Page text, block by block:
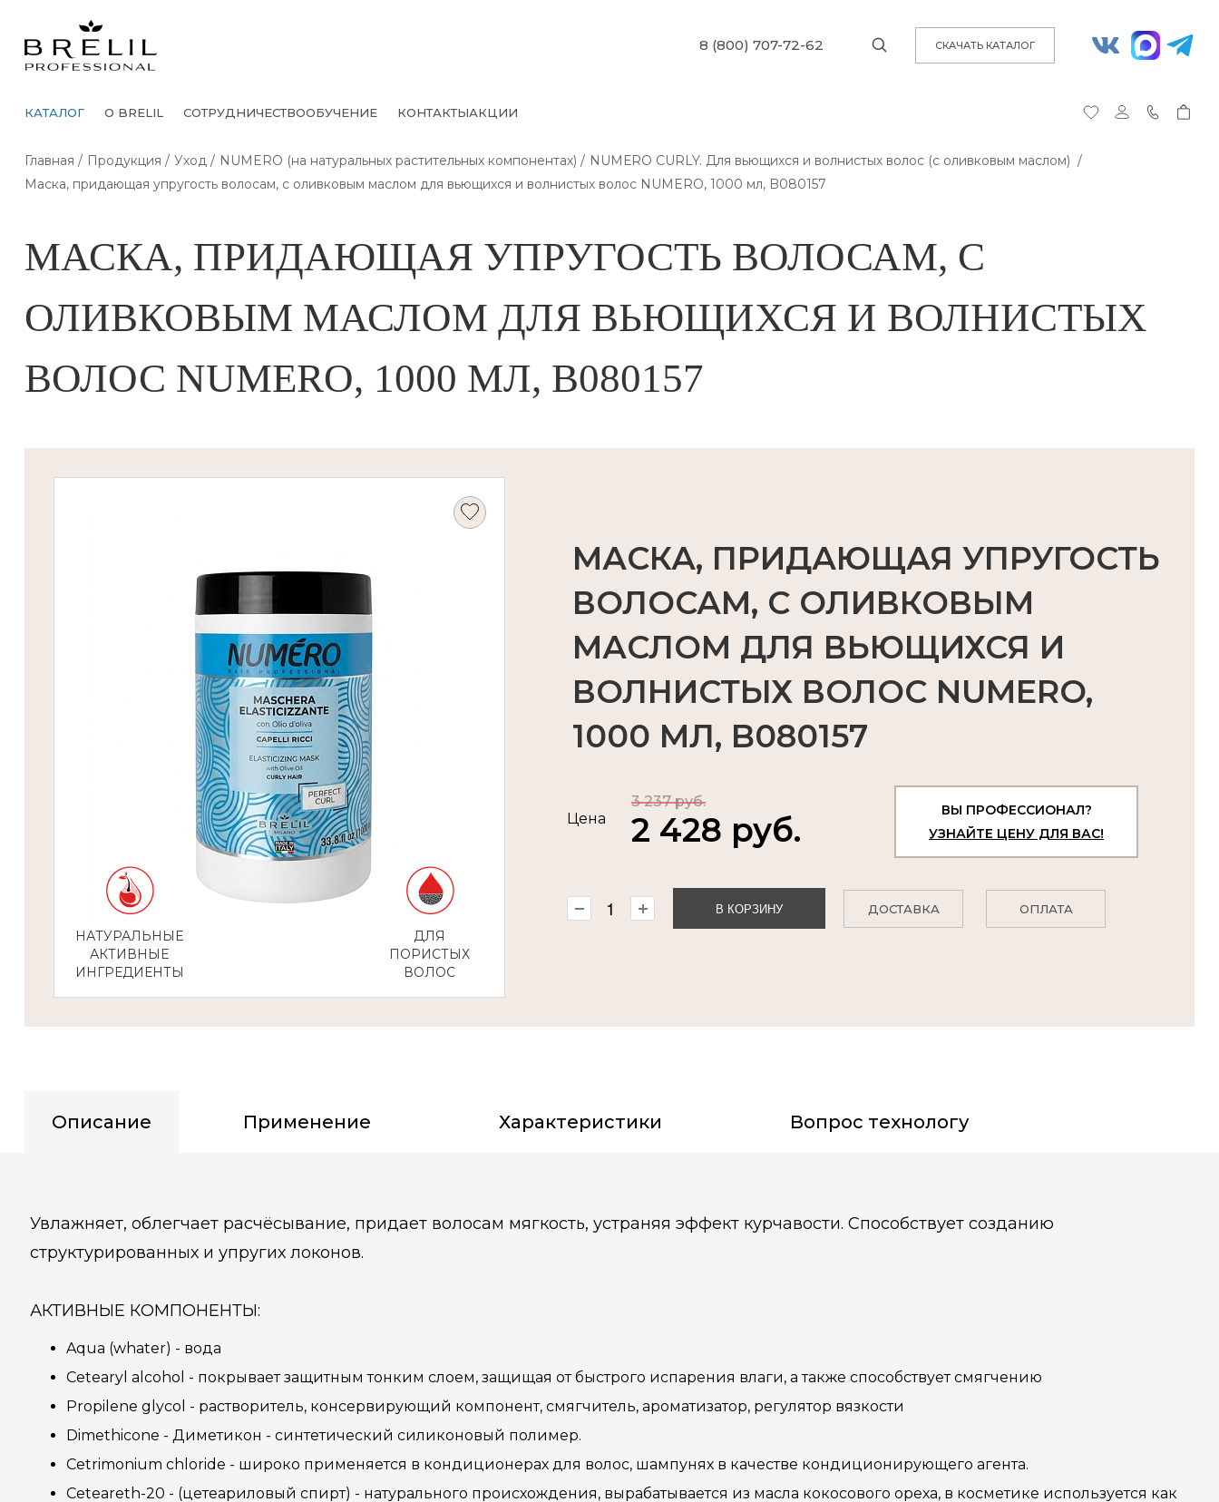
8 (800) 707-72-62 СКАЧАТЬ КАТАЛОГ
КАТАЛОГ О BRELIL СОТРУДНИЧЕСТВООБУЧЕНИЕ КОНТАКТЫАКЦИИ
Главная Продукция Уход NUMERO (на натуральных растительных компонентах)
NUMЕRO CURLY. Для вьющихся и волнистых волос (с оливковым маслом)
Маска, придающая упругость волосам, с оливковым маслом для вьющихся и волнистых волос NUMERO, 1000 мл, B080157
МАСКА, ПРИДАЮЩАЯ УПРУГОСТЬ ВОЛОСАМ, С
ОЛИВКОВЫМ МАСЛОМ ДЛЯ ВЬЮЩИХСЯ И ВОЛНИСТЫХ
ВОЛОС NUMERO, 1000 МЛ, B080157
НАТУРАЛЬНЫЕ
АКТИВНЫЕ
ИНГРЕДИЕНТЫ
ДЛЯ
ПОРИСТЫХ
ВОЛОС
МАСКА, ПРИДАЮЩАЯ УПРУГОСТЬ
ВОЛОСАМ, С ОЛИВКОВЫМ
МАСЛОМ ДЛЯ ВЬЮЩИХСЯ И
ВОЛНИСТЫХ ВОЛОС NUMERO,
1000 МЛ, B080157
Цена
3 237 руб.
2 428 руб.
ВЫ ПРОФЕССИОНАЛ?
УЗНАЙТЕ ЦЕНУ ДЛЯ ВАС!
В КОРЗИНУ ДОСТАВКА ОПЛАТА
Описание Применение Характеристики Вопрос технологу
Увлажняет, облегчает расчёсывание, придает волосам мягкость, устраняя эффект курчавости. Способствует созданию
структурированных и упругих локонов.
АКТИВНЫЕ КОМПОНЕНТЫ:
Aqua (whater) - вода
Cetearyl alcohol - покрывает защитным тонким слоем, защищая от быстрого испарения влаги, а также способствует смягчению
Propilene glycol - растворитель, консервирующий компонент, смягчитель, ароматизатор, регулятор вязкости
Dimethicone - Диметикон - синтетический силиконовый полимер.
Cetrimonium chloride - широко применяется в кондиционерах для волос, шампунях в качестве кондиционирующего агента.
Ceteareth-20 - (цетеариловый спирт) - натурального происхождения, вырабатывается из масла кокосового ореха, в косметике используется как